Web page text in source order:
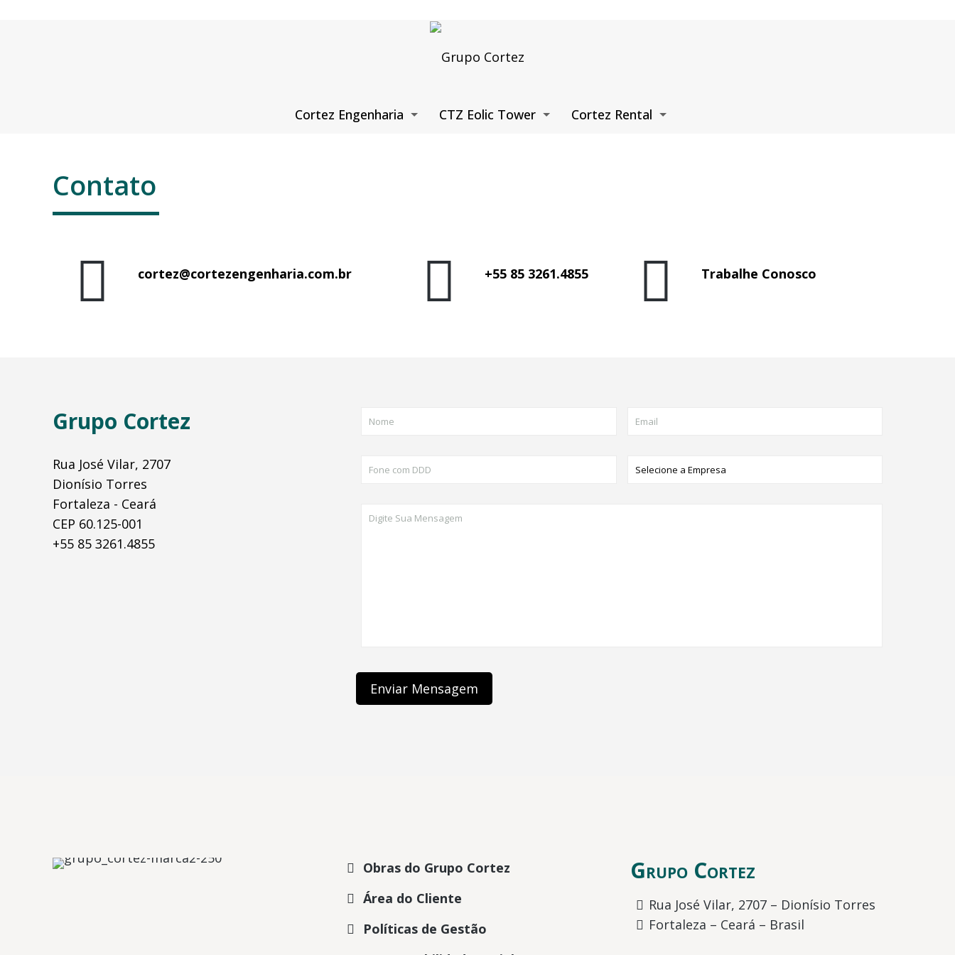
Cortez Engenharia CTZ Eolic Tower Cortez Rental
Contato
cortez@cortezengenharia.com.br +55 85 3261.4855 Trabalhe Conosco
Grupo Cortez
Rua José Vilar, 2707
Dionísio Torres
Fortaleza - Ceará
CEP 60.125-001
+55 85 3261.4855
Obras do Grupo Cortez
Área do Cliente
Políticas de Gestão
Grupo Cortez
Rua José Vilar, 2707 – Dionísio Torres
Fortaleza – Ceará – Brasil